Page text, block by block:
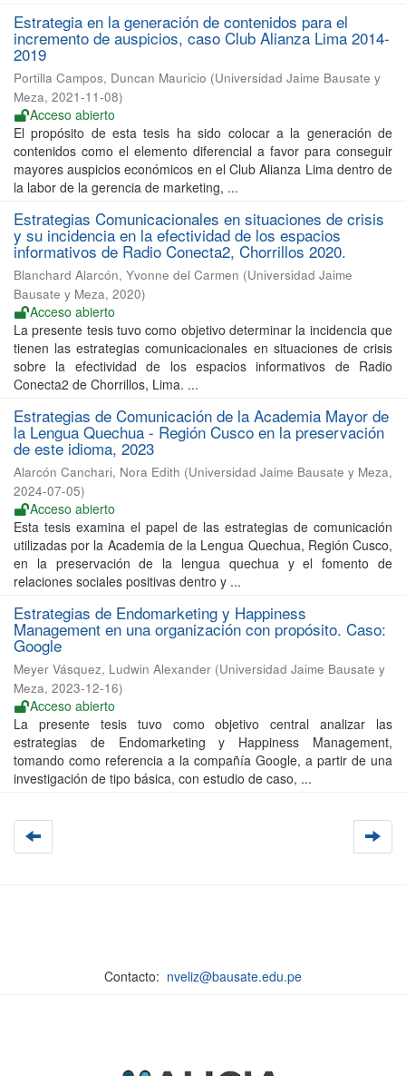
Estrategia en la generación de contenidos para el
incremento de auspicios, caso Club Alianza Lima 2014-
2019
Portilla Campos, Duncan Mauricio (Universidad Jaime Bausate y
Meza, 2021-11-08)
Acceso abierto
El propósito de esta tesis ha sido colocar a la generación de
contenidos como el elemento diferencial a favor para conseguir
mayores auspicios económicos en el Club Alianza Lima dentro de
la labor de la gerencia de marketing, ...
Estrategias Comunicacionales en situaciones de crisis
y su incidencia en la efectividad de los espacios
informativos de Radio Conecta2, Chorrillos 2020.
Blanchard Alarcón, Yvonne del Carmen (Universidad Jaime
Bausate y Meza, 2020)
Acceso abierto
La presente tesis tuvo como objetivo determinar la incidencia que
tienen las estrategias comunicacionales en situaciones de crisis
sobre la efectividad de los espacios informativos de Radio
Conecta2 de Chorrillos, Lima. ...
Estrategias de Comunicación de la Academia Mayor de
la Lengua Quechua - Región Cusco en la preservación
de este idioma, 2023
Alarcón Canchari, Nora Edith (Universidad Jaime Bausate y Meza,
2024-07-05)
Acceso abierto
Esta tesis examina el papel de las estrategias de comunicación
utilizadas por la Academia de la Lengua Quechua, Región Cusco,
en la preservación de la lengua quechua y el fomento de
relaciones sociales positivas dentro y ...
Estrategias de Endomarketing y Happiness
Management en una organización con propósito. Caso:
Google
Meyer Vásquez, Ludwin Alexander (Universidad Jaime Bausate y
Meza, 2023-12-16)
Acceso abierto
La presente tesis tuvo como objetivo central analizar las
estrategias de Endomarketing y Happiness Management,
tomando como referencia a la compañía Google, a partir de una
investigación de tipo básica, con estudio de caso, ...
Contacto: nveliz@bausate.edu.pe